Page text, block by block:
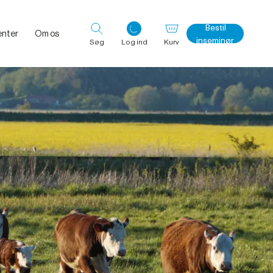
Om os
Søg Log ind
Log ind med det samme
Kurv
Bestil
inseminør